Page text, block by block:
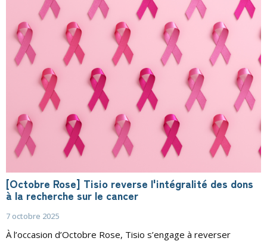
[Octobre Rose] Tisio reverse l'intégralité des dons
à la recherche sur le cancer
7 octobre 2025
À l’occasion d’Octobre Rose, Tisio s’engage à reverser